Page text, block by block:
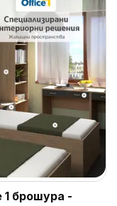
1 брошура -